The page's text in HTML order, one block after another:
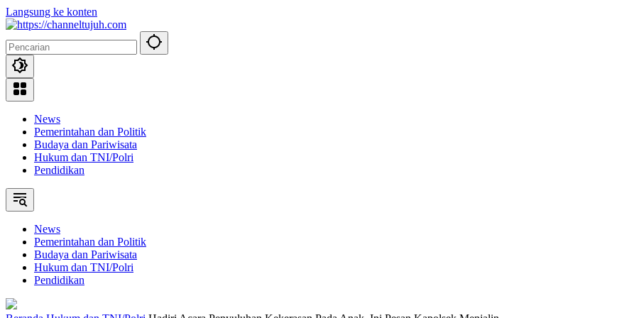
Langsung ke konten
News
Pemerintahan dan Politik
Budaya dan Pariwisata
Hukum dan TNI/Polri
Pendidikan
News
Pemerintahan dan Politik
Budaya dan Pariwisata
Hukum dan TNI/Polri
Pendidikan